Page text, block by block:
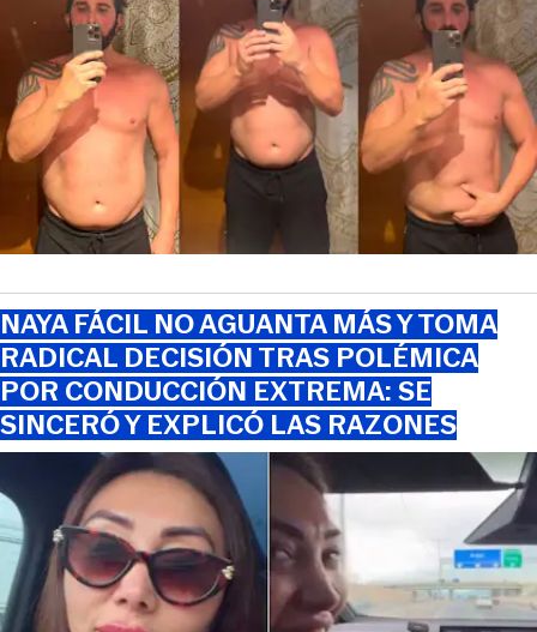
NAYA FÁCIL NO AGUANTA MÁS Y TOMA
RADICAL DECISIÓN TRAS POLÉMICA
POR CONDUCCIÓN EXTREMA: SE
SINCERÓ Y EXPLICÓ LAS RAZONES